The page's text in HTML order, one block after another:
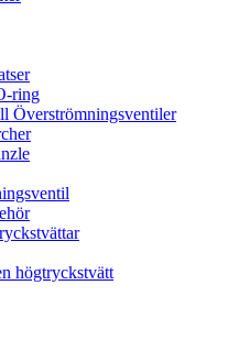
ring
Överströmningsventiler
högtryckstvätt